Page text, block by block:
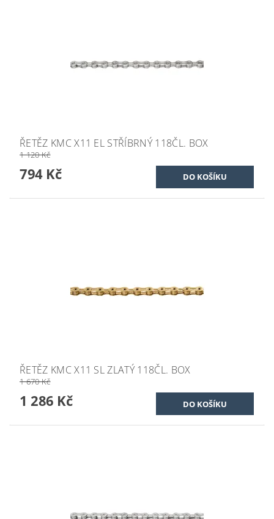
ŘETĚZ KMC X11 EL STŘÍBRNÝ 118ČL. BOX
1 120 Kč
794 Kč
ŘETĚZ KMC X11 SL ZLATÝ 118ČL. BOX
1 670 Kč
1 286 Kč